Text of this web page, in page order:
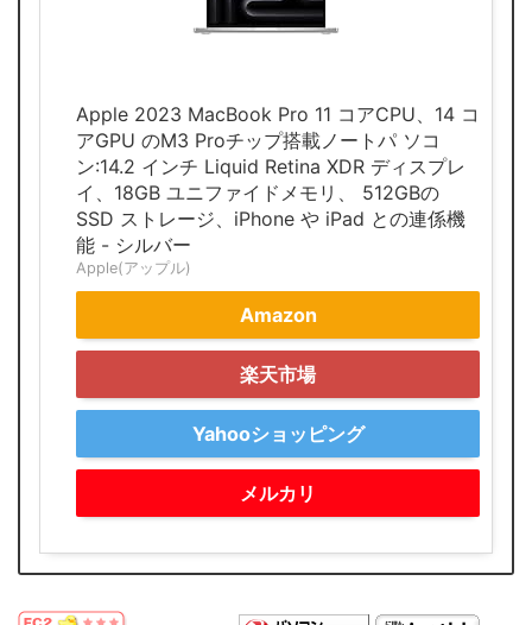
Apple 2023 MacBook Pro 11 コアCPU、14 コ
アGPU のM3 Proチップ搭載ノートパ ソコ
ン:14.2 インチ Liquid Retina XDR ディスプレ
イ、18GB ユニファイドメモリ、 512GBの
SSD ストレージ、iPhone や iPad との連係機
能 - シルバー
Apple(アップル)
Amazon
楽天市場
Yahooショッピング
メルカリ